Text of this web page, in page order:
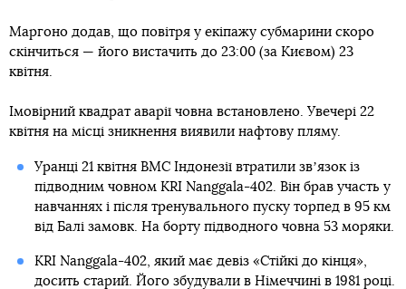
Маргоно додав, що повітря у екіпажу субмарини скоро
скінчиться — його вистачить до 23:00 (за Києвом) 23
квітня.
Імовірний квадрат аварії човна встановлено. Увечері 22
квітня на місці зникнення виявили нафтову пляму.
Уранці 21 квітня ВМС Індонезії втратили звʼязок із
підводним човном KRI Nanggala-402. Він брав участь у
навчаннях і після тренувального пуску торпед в 95 км
від Балі замовк. На борту підводного човна 53 моряки.
KRI Nanggala-402, який має девіз «Стійкі до кінця»,
досить старий. Його збудували в Німеччині в 1981 році.